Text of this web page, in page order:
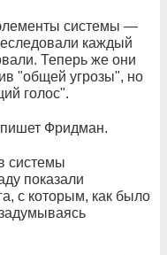
системы —
каждый
Теперь же они
"общей угрозы", но
голос".
Фридман.
системы
показали
с которым, как было